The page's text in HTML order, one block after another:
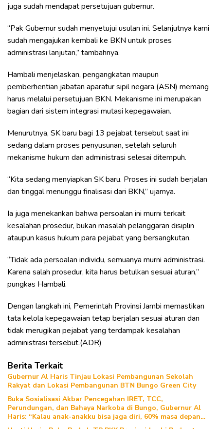
juga sudah mendapat persetujuan gubernur.
“Pak Gubernur sudah menyetujui usulan ini. Selanjutnya kami
sudah mengajukan kembali ke BKN untuk proses
administrasi lanjutan,” tambahnya.
Hambali menjelaskan, pengangkatan maupun
pemberhentian jabatan aparatur sipil negara (ASN) memang
harus melalui persetujuan BKN. Mekanisme ini merupakan
bagian dari sistem integrasi mutasi kepegawaian.
Menurutnya, SK baru bagi 13 pejabat tersebut saat ini
sedang dalam proses penyusunan, setelah seluruh
mekanisme hukum dan administrasi selesai ditempuh.
“Kita sedang menyiapkan SK baru. Proses ini sudah berjalan
dan tinggal menunggu finalisasi dari BKN,” ujarnya.
Ia juga menekankan bahwa persoalan ini murni terkait
kesalahan prosedur, bukan masalah pelanggaran disiplin
ataupun kasus hukum para pejabat yang bersangkutan.
“Tidak ada persoalan individu, semuanya murni administrasi.
Karena salah prosedur, kita harus betulkan sesuai aturan,”
pungkas Hambali.
Dengan langkah ini, Pemerintah Provinsi Jambi memastikan
tata kelola kepegawaian tetap berjalan sesuai aturan dan
tidak merugikan pejabat yang terdampak kesalahan
administrasi tersebut.(ADR)
Berita Terkait
Gubernur Al Haris Tinjau Lokasi Pembangunan Sekolah
Rakyat dan Lokasi Pembangunan BTN Bungo Green City
Buka Sosialisasi Akbar Pencegahan IRET, TCC,
Perundungan, dan Bahaya Narkoba di Bungo, Gubernur Al
Haris: “Kalau anak-anakku bisa jaga diri, 60% masa depan